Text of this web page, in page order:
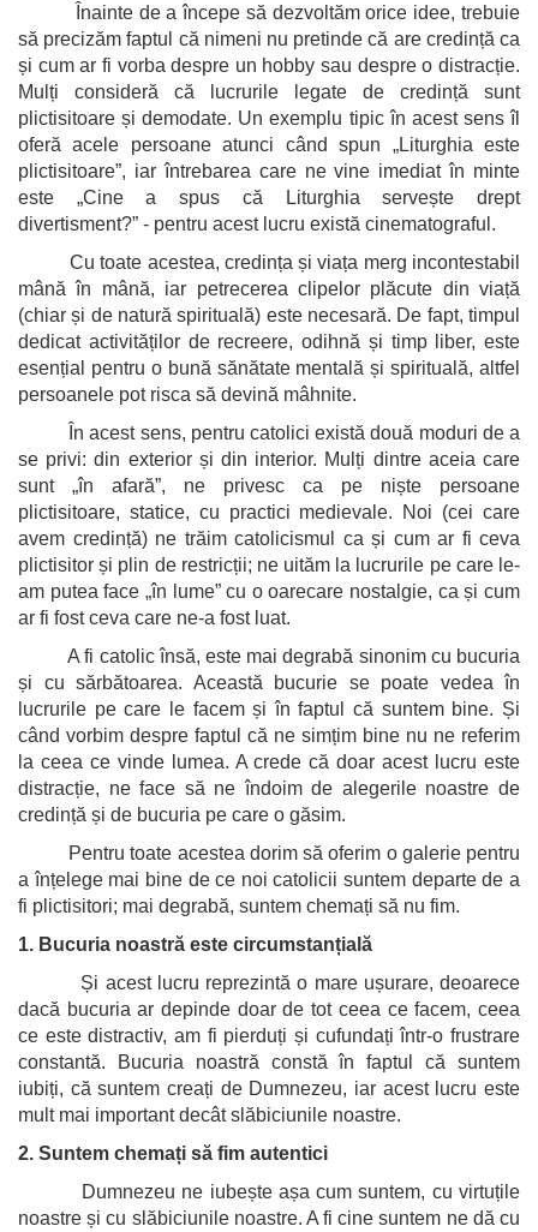
Înainte de a începe să dezvoltăm orice idee, trebuie
să precizăm faptul că nimeni nu pretinde că are credință ca
și cum ar fi vorba despre un hobby sau despre o distracție.
Mulți consideră că lucrurile legate de credință sunt
plictisitoare și demodate. Un exemplu tipic în acest sens îl
oferă acele persoane atunci când spun „Liturghia este
plictisitoare”, iar întrebarea care ne vine imediat în minte
este „Cine a spus că Liturghia servește drept
divertisment?” - pentru acest lucru există cinematograful.
Cu toate acestea, credința și viața merg incontestabil
mână în mână, iar petrecerea clipelor plăcute din viață
(chiar și de natură spirituală) este necesară. De fapt, timpul
dedicat activităților de recreere, odihnă și timp liber, este
esențial pentru o bună sănătate mentală și spirituală, altfel
persoanele pot risca să devină mâhnite.
În acest sens, pentru catolici există două moduri de a
se privi: din exterior și din interior. Mulți dintre aceia care
sunt „în afară”, ne privesc ca pe niște persoane
plictisitoare, statice, cu practici medievale. Noi (cei care
avem credință) ne trăim catolicismul ca și cum ar fi ceva
plictisitor și plin de restricții; ne uităm la lucrurile pe care le-
am putea face „în lume” cu o oarecare nostalgie, ca și cum
ar fi fost ceva care ne-a fost luat.
A fi catolic însă, este mai degrabă sinonim cu bucuria
și cu sărbătoarea. Această bucurie se poate vedea în
lucrurile pe care le facem și în faptul că suntem bine. Și
când vorbim despre faptul că ne simțim bine nu ne referim
la ceea ce vinde lumea. A crede că doar acest lucru este
distracție, ne face să ne îndoim de alegerile noastre de
credință și de bucuria pe care o găsim.
Pentru toate acestea dorim să oferim o galerie pentru
a înțelege mai bine de ce noi catolicii suntem departe de a
fi plictisitori; mai degrabă, suntem chemați să nu fim.
1. Bucuria noastră este circumstanțială
Și acest lucru reprezintă o mare ușurare, deoarece
dacă bucuria ar depinde doar de tot ceea ce facem, ceea
ce este distractiv, am fi pierduți și cufundați într-o frustrare
constantă. Bucuria noastră constă în faptul că suntem
iubiți, că suntem creați de Dumnezeu, iar acest lucru este
mult mai important decât slăbiciunile noastre.
2. Suntem chemați să fim autentici
Dumnezeu ne iubește așa cum suntem, cu virtuțile
noastre și cu slăbiciunile noastre. A fi cine suntem ne dă cu